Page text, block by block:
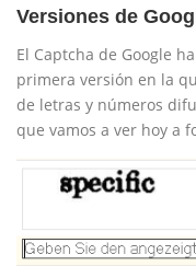
Versiones de
El Captcha de Google
primera versión en la
de letras y números
que vamos a ver hoy a